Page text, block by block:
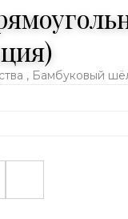
, Бамбуковый